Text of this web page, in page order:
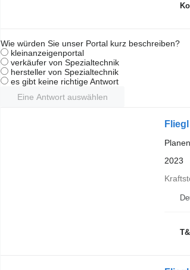
Wie würden Sie unser Portal kurz beschreiben?
kleinanzeigenportal
verkäufer von Spezialtechnik
hersteller von Spezialtechnik
es gibt keine richtige Antwort
Eine Antwort auswählen
2023